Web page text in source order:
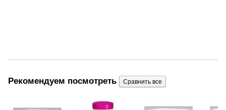
Рекомендуем посмотреть